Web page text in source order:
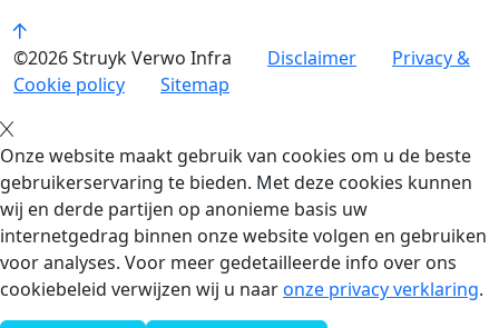
©2026 Struyk Verwo Infra Disclaimer
Privacy &
Cookie policy
Sitemap
Onze website maakt gebruik van cookies om u de beste
gebruikerservaring te bieden. Met deze cookies kunnen
wij en derde partijen op anonieme basis uw
internetgedrag binnen onze website volgen en gebruiken
voor analyses. Voor meer gedetailleerde info over ons
cookiebeleid verwijzen wij u naaronze privacy verklaring.